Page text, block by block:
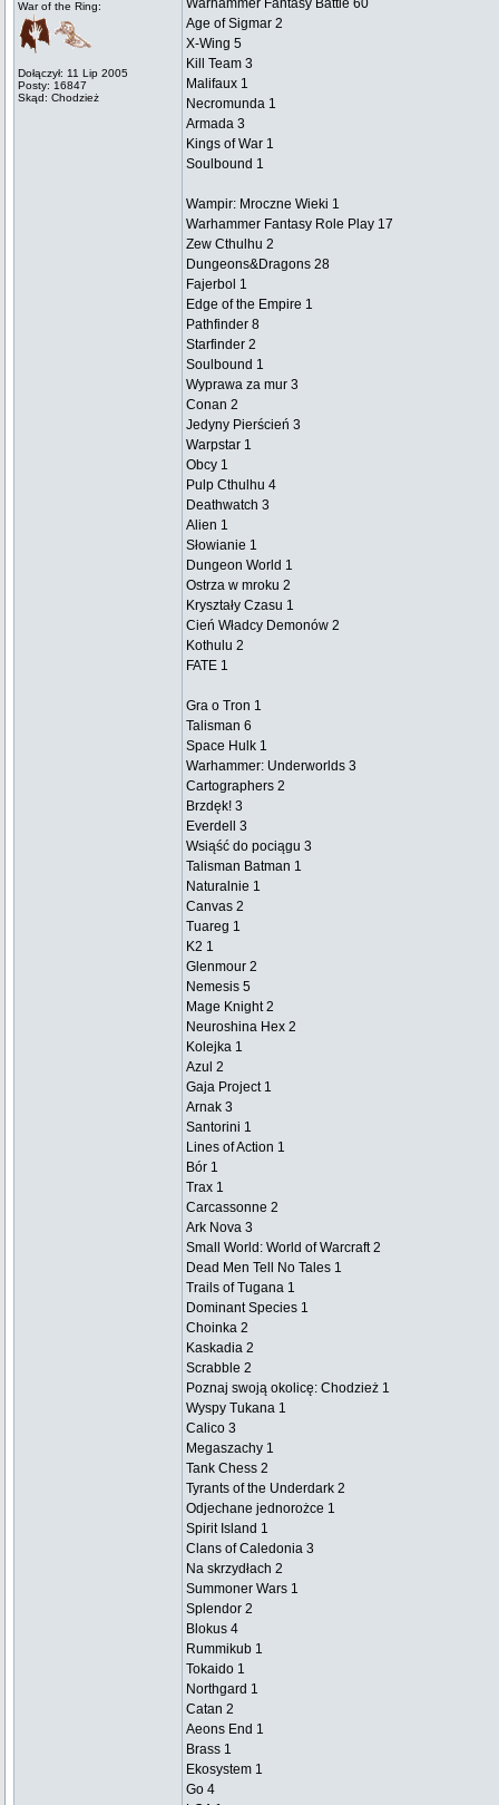
War of the Ring:
Dołączył: 11 Lip 2005
Posty: 16847
Skąd: Chodzież
Warhammer Fantasy Battle 60
Age of Sigmar 2
X-Wing 5
Kill Team 3
Malifaux 1
Necromunda 1
Armada 3
Kings of War 1
Soulbound 1
Wampir: Mroczne Wieki 1
Warhammer Fantasy Role Play 17
Zew Cthulhu 2
Dungeons&Dragons 28
Fajerbol 1
Edge of the Empire 1
Pathfinder 8
Starfinder 2
Soulbound 1
Wyprawa za mur 3
Conan 2
Jedyny Pierścień 3
Warpstar 1
Obcy 1
Pulp Cthulhu 4
Deathwatch 3
Alien 1
Słowianie 1
Dungeon World 1
Ostrza w mroku 2
Kryształy Czasu 1
Cień Władcy Demonów 2
Kothulu 2
FATE 1
Gra o Tron 1
Talisman 6
Space Hulk 1
Warhammer: Underworlds 3
Cartographers 2
Brzdęk! 3
Everdell 3
Wsiąść do pociągu 3
Talisman Batman 1
Naturalnie 1
Canvas 2
Tuareg 1
K2 1
Glenmour 2
Nemesis 5
Mage Knight 2
Neuroshina Hex 2
Kolejka 1
Azul 2
Gaja Project 1
Arnak 3
Santorini 1
Lines of Action 1
Bór 1
Trax 1
Carcassonne 2
Ark Nova 3
Small World: World of Warcraft 2
Dead Men Tell No Tales 1
Trails of Tugana 1
Dominant Species 1
Choinka 2
Kaskadia 2
Scrabble 2
Poznaj swoją okolicę: Chodzież 1
Wyspy Tukana 1
Calico 3
Megaszachy 1
Tank Chess 2
Tyrants of the Underdark 2
Odjechane jednorożce 1
Spirit Island 1
Clans of Caledonia 3
Na skrzydłach 2
Summoner Wars 1
Splendor 2
Blokus 4
Rummikub 1
Tokaido 1
Northgard 1
Catan 2
Aeons End 1
Brass 1
Ekosystem 1
Go 4